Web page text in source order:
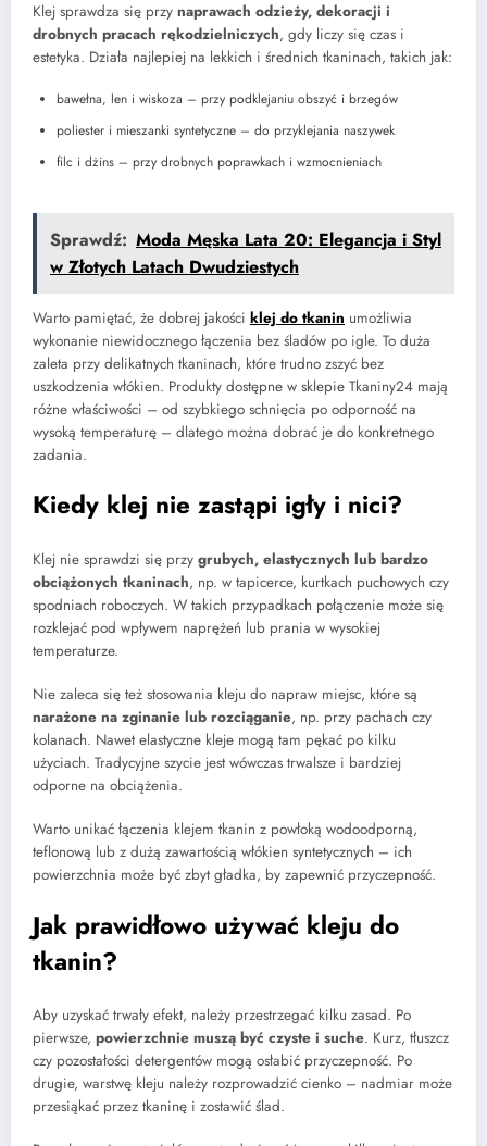
Klej sprawdza się przy naprawach odzieży, dekoracji i
drobnych pracach rękodzielniczych, gdy liczy się czas i
estetyka. Działa najlepiej na lekkich i średnich tkaninach, takich jak:
bawełna, len i wiskoza – przy podklejaniu obszyć i brzegów
poliester i mieszanki syntetyczne – do przyklejania naszywek
filc i dżins – przy drobnych poprawkach i wzmocnieniach
Sprawdź: Moda Męska Lata 20: Elegancja i Styl
w Złotych Latach Dwudziestych
Warto pamiętać, że dobrej jakości klej do tkanin umożliwia
wykonanie niewidocznego łączenia bez śladów po igle. To duża
zaleta przy delikatnych tkaninach, które trudno zszyć bez
uszkodzenia włókien. Produkty dostępne w sklepie Tkaniny24 mają
różne właściwości – od szybkiego schnięcia po odporność na
wysoką temperaturę – dlatego można dobrać je do konkretnego
zadania.
Kiedy klej nie zastąpi igły i nici?
Klej nie sprawdzi się przy grubych, elastycznych lub bardzo
obciążonych tkaninach, np. w tapicerce, kurtkach puchowych czy
spodniach roboczych. W takich przypadkach połączenie może się
rozklejać pod wpływem naprężeń lub prania w wysokiej
temperaturze.
Nie zaleca się też stosowania kleju do napraw miejsc, które są
narażone na zginanie lub rozciąganie, np. przy pachach czy
kolanach. Nawet elastyczne kleje mogą tam pękać po kilku
użyciach. Tradycyjne szycie jest wówczas trwalsze i bardziej
odporne na obciążenia.
Warto unikać łączenia klejem tkanin z powłoką wodoodporną,
teflonową lub z dużą zawartością włókien syntetycznych – ich
powierzchnia może być zbyt gładka, by zapewnić przyczepność.
Jak prawidłowo używać kleju do
tkanin?
Aby uzyskać trwały efekt, należy przestrzegać kilku zasad. Po
pierwsze, powierzchnie muszą być czyste i suche. Kurz, tłuszcz
czy pozostałości detergentów mogą osłabić przyczepność. Po
drugie, warstwę kleju należy rozprowadzić cienko – nadmiar może
przesiąkać przez tkaninę i zostawić ślad.